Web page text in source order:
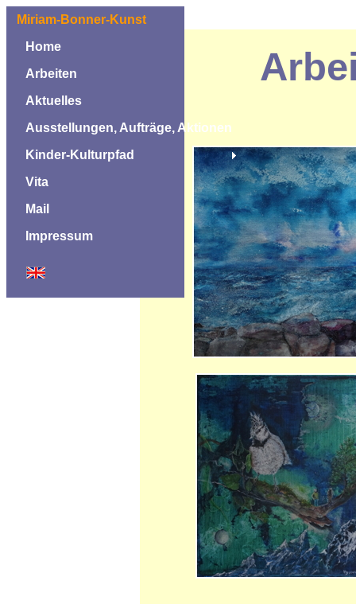
Miriam-Bonner-Kunst
Home
Arbeiten
Aktuelles
Ausstellungen, Aufträge, Aktionen
Kinder-Kulturpfad
Vita
Mail
Impressum